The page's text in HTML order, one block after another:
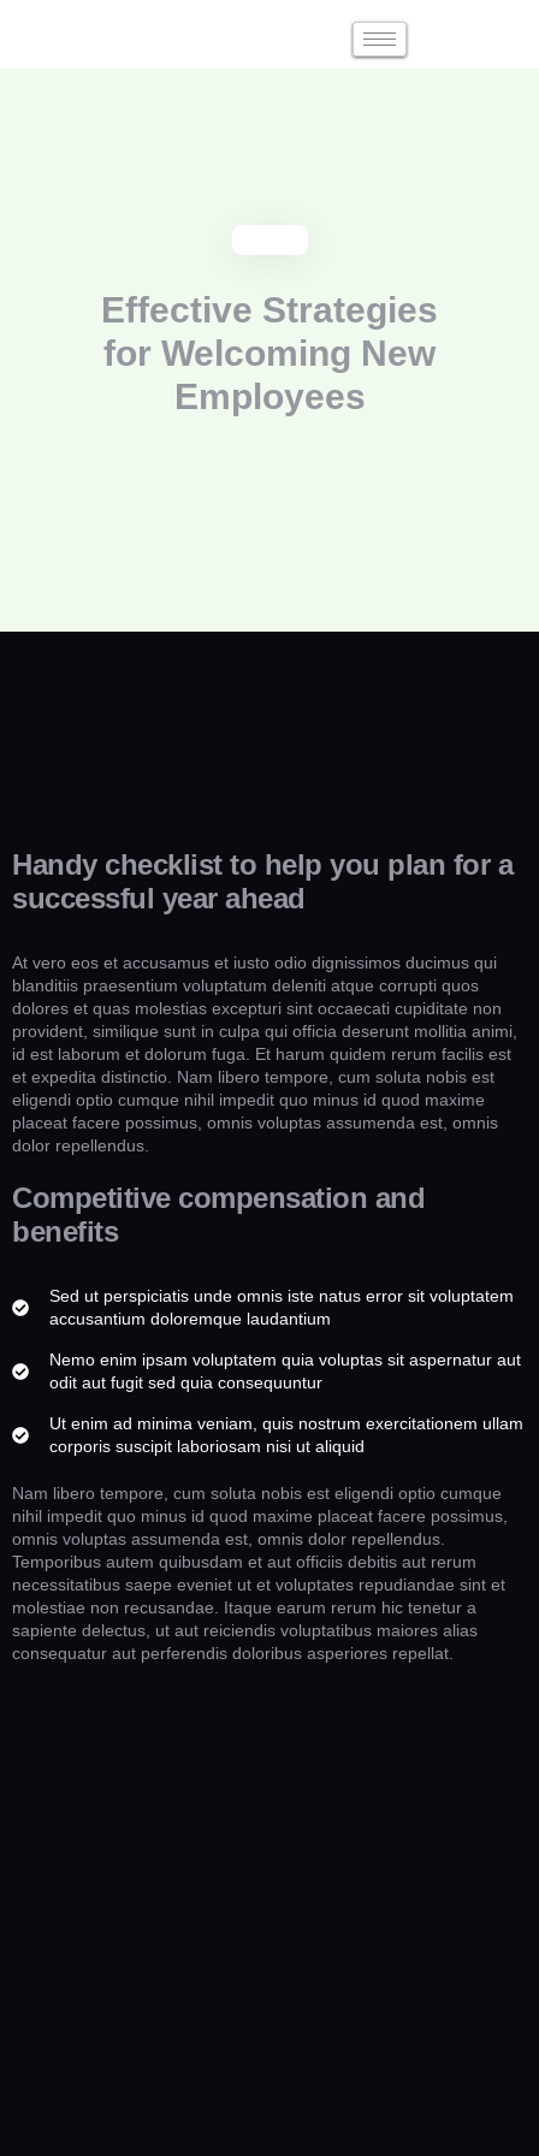
Effective Strategies
for Welcoming New
Employees
Handy checklist to help you plan for a
successful year ahead
At vero eos et accusamus et iusto odio dignissimos ducimus qui
blanditiis praesentium voluptatum deleniti atque corrupti quos
dolores et quas molestias excepturi sint occaecati cupiditate non
provident, similique sunt in culpa qui officia deserunt mollitia animi,
id est laborum et dolorum fuga. Et harum quidem rerum facilis est
et expedita distinctio. Nam libero tempore, cum soluta nobis est
eligendi optio cumque nihil impedit quo minus id quod maxime
placeat facere possimus, omnis voluptas assumenda est, omnis
dolor repellendus.
Competitive compensation and
benefits
Sed ut perspiciatis unde omnis iste natus error sit voluptatem
accusantium doloremque laudantium
Nemo enim ipsam voluptatem quia voluptas sit aspernatur aut
odit aut fugit sed quia consequuntur
Ut enim ad minima veniam, quis nostrum exercitationem ullam
corporis suscipit laboriosam nisi ut aliquid
Nam libero tempore, cum soluta nobis est eligendi optio cumque
nihil impedit quo minus id quod maxime placeat facere possimus,
omnis voluptas assumenda est, omnis dolor repellendus.
Temporibus autem quibusdam et aut officiis debitis aut rerum
necessitatibus saepe eveniet ut et voluptates repudiandae sint et
molestiae non recusandae. Itaque earum rerum hic tenetur a
sapiente delectus, ut aut reiciendis voluptatibus maiores alias
consequatur aut perferendis doloribus asperiores repellat.